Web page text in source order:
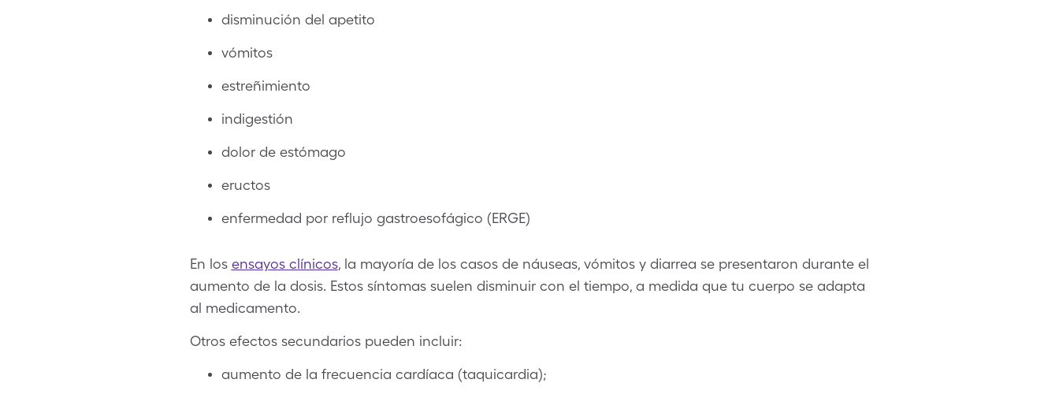
disminución del apetito
vómitos
estreñimiento
indigestión
dolor de estómago
eructos
enfermedad por reflujo gastroesofágico (ERGE)
En los ensayos clínicos, la mayoría de los casos de náuseas, vómitos y diarrea se presentaron durante el
aumento de la dosis. Estos síntomas suelen disminuir con el tiempo, a medida que tu cuerpo se adapta
al medicamento.
Otros efectos secundarios pueden incluir:
aumento de la frecuencia cardíaca (taquicardia);